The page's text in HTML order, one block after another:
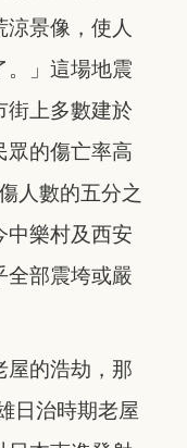
涼景像，使人
。」這場地震
街上多數建於
眾的傷亡率高
人數的五分之
中樂村及西安
全部震垮或嚴
屋的浩劫，那
日治時期老屋